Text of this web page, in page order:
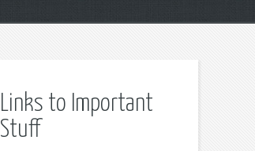
Links to Important
Stuff